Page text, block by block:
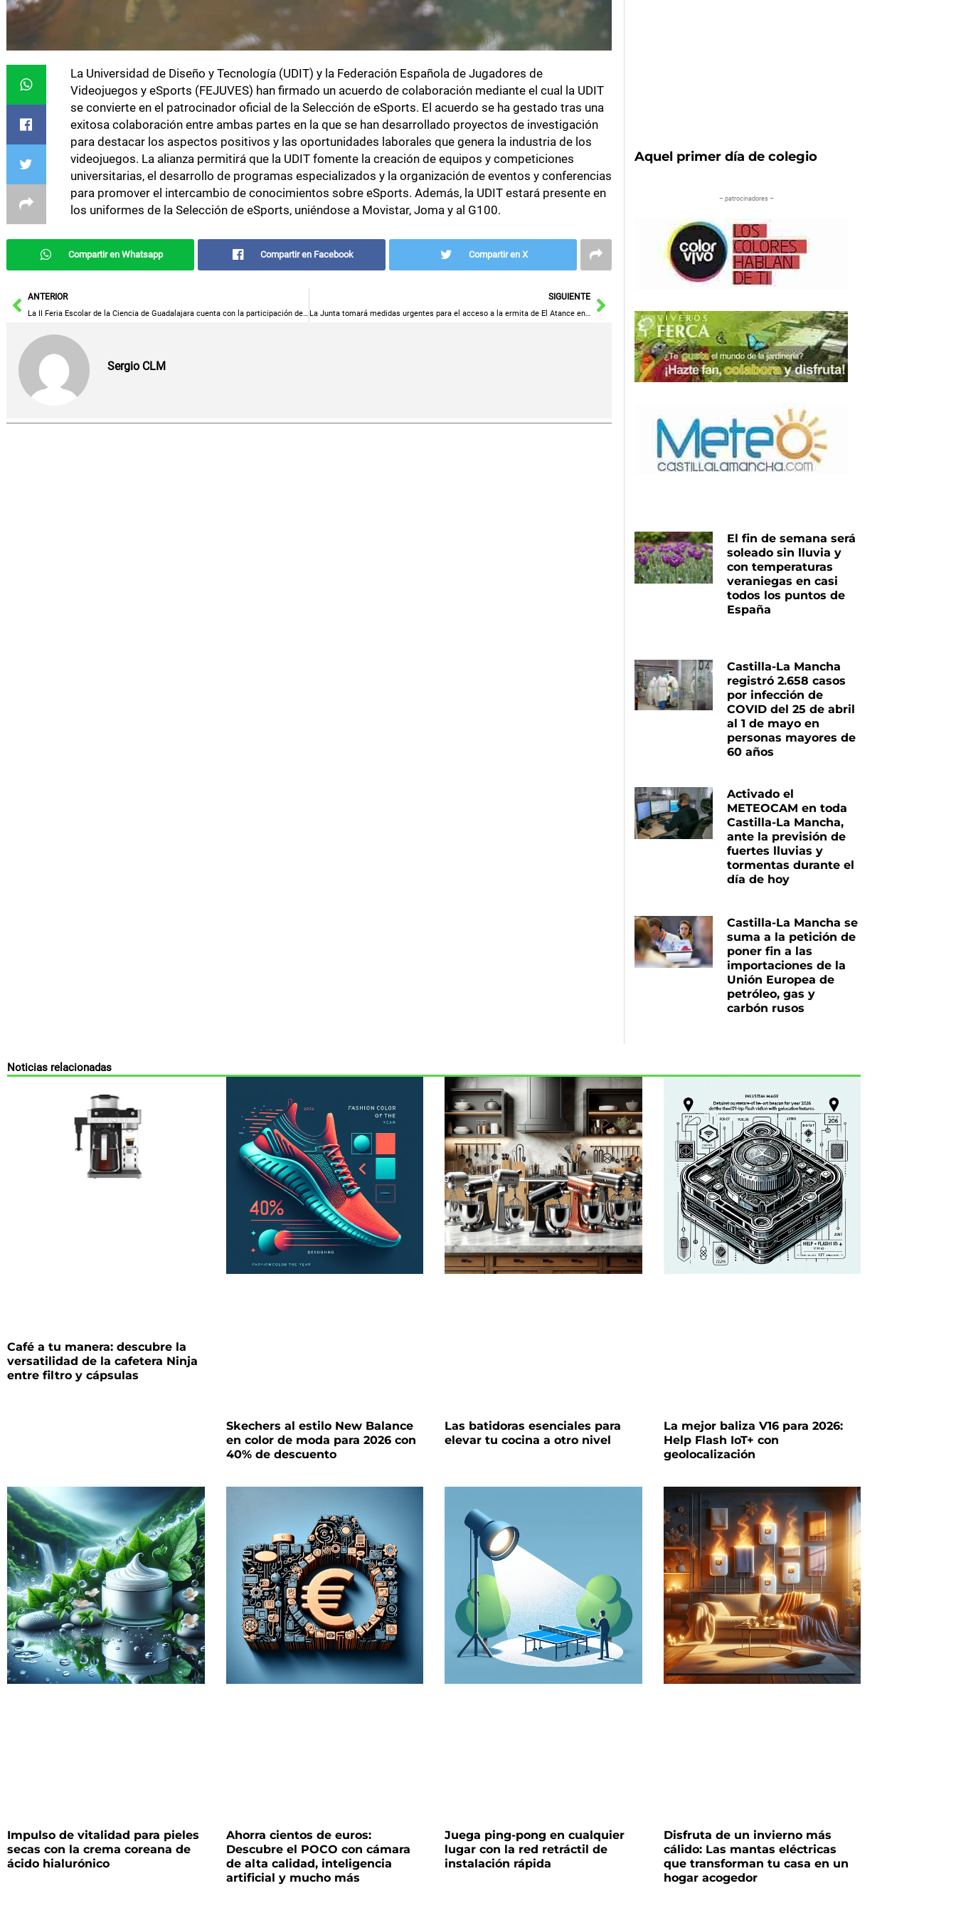
La Universidad de Diseño y Tecnología (UDIT) y la Federación Española de Jugadores de
Videojuegos y eSports (FEJUVES) han firmado un acuerdo de colaboración mediante el cual la UDIT
se convierte en el patrocinador oficial de la Selección de eSports. El acuerdo se ha gestado tras una
exitosa colaboración entre ambas partes en la que se han desarrollado proyectos de investigación
para destacar los aspectos positivos y las oportunidades laborales que genera la industria de los
videojuegos. La alianza permitirá que la UDIT fomente la creación de equipos y competiciones
universitarias, el desarrollo de programas especializados y la organización de eventos y conferencias
para promover el intercambio de conocimientos sobre eSports. Además, la UDIT estará presente en
los uniformes de la Selección de eSports, uniéndose a Movistar, Joma y al G100.
Compartir en Whatsapp Compartir en Facebook Compartir en X
AntANTERIOR
La II Feria Escolar de la Ciencia de Guadalajara cuenta con la participación de alrededor de veinte centros educativos
SIGUIENTE
La Junta tomará medidas urgentes para el acceso a la ermita de El Atance en Guadalajara mientras espera la intervención del Ministerio
Siguiente
Sergio CLM
Aquel primer día de colegio
– patrocinadores –
El fin de semana será
soleado sin lluvia y
con temperaturas
veraniegas en casi
todos los puntos de
España
Castilla-La Mancha
registró 2.658 casos
por infección de
COVID del 25 de abril
al 1 de mayo en
personas mayores de
60 años
Activado el
METEOCAM en toda
Castilla-La Mancha,
ante la previsión de
fuertes lluvias y
tormentas durante el
día de hoy
Castilla-La Mancha se
suma a la petición de
poner fin a las
importaciones de la
Unión Europea de
petróleo, gas y
carbón rusos
Noticias relacionadas
Café a tu manera: descubre la
versatilidad de la cafetera Ninja
entre filtro y cápsulas
Skechers al estilo New Balance
en color de moda para 2026 con
40% de descuento
Las batidoras esenciales para
elevar tu cocina a otro nivel
La mejor baliza V16 para 2026:
Help Flash IoT+ con
geolocalización
Impulso de vitalidad para pieles
secas con la crema coreana de
ácido hialurónico
Ahorra cientos de euros:
Descubre el POCO con cámara
de alta calidad, inteligencia
artificial y mucho más
Juega ping-pong en cualquier
lugar con la red retráctil de
instalación rápida
Disfruta de un invierno más
cálido: Las mantas eléctricas
que transforman tu casa en un
hogar acogedor